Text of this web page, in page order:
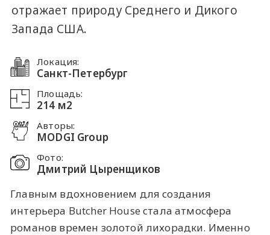
отражает природу Среднего и Дикого
Запада США.
Локация:
Санкт-Петербург
Площадь:
214 м2
Авторы:
MODGI Group
Фото:
Дмитрий Цыренщиков
Главным вдохновением для создания
интерьера Butcher House стала атмосфера
романов времен золотой лихорадки. Именно